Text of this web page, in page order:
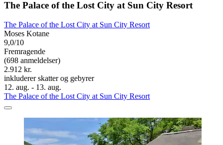
The Palace of the Lost City at Sun City Resort
The Palace of the Lost City at Sun City Resort
Moses Kotane
9,0/10
Fremragende
(698 anmeldelser)
2.912 kr.
inkluderer skatter og gebyrer
12. aug. - 13. aug.
The Palace of the Lost City at Sun City Resort